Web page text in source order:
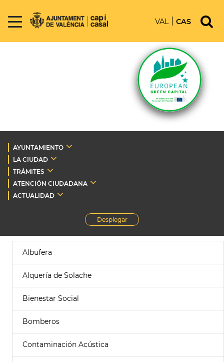
VAL CAS
AYUNTAMIENTO
LA CIUDAD
TRÁMITES
ATENCIÓN CIUDADANA
ACTUALIDAD
Desplegar
Albufera
Alquería de Solache
Bienestar Social
Bomberos
Contaminación Acústica